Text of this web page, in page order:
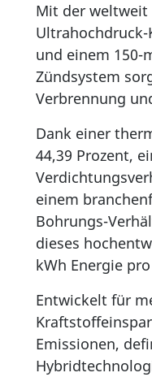
Mit der weltweit
und einem 150-
Zündsystem
Verbrennung
Dank einer
44,39 Prozent,
einem
Bohrungs-
dieses
kWh Energie
Entwickelt für
Emissionen,